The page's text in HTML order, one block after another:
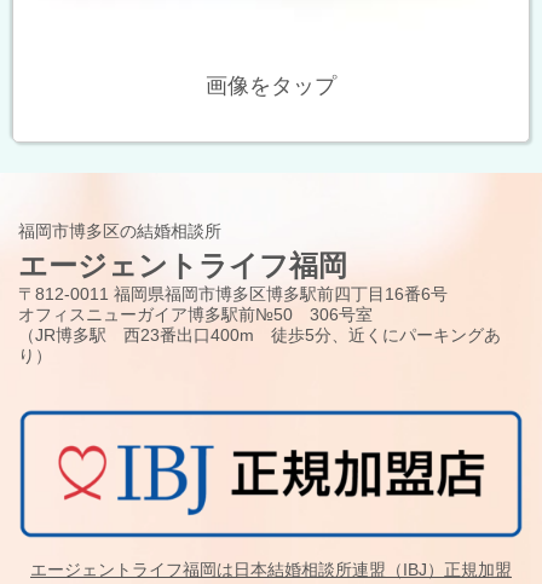
画像をタップ
福岡市博多区の結婚相談所
エージェントライフ福岡
〒812-0011 福岡県福岡市博多区博多駅前四丁目16番6号
オフィスニューガイア博多駅前№50 306号室
（JR博多駅 西23番出口400m 徒歩5分、近くにパーキングあ
り）
エージェントライフ福岡は日本結婚相談所連盟（IBJ）正規加盟